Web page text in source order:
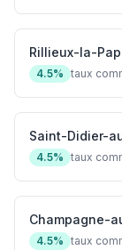
Rillieux-la-
4.5% taux
Saint-Didier-
4.5% taux
Champagne-
4.5% taux